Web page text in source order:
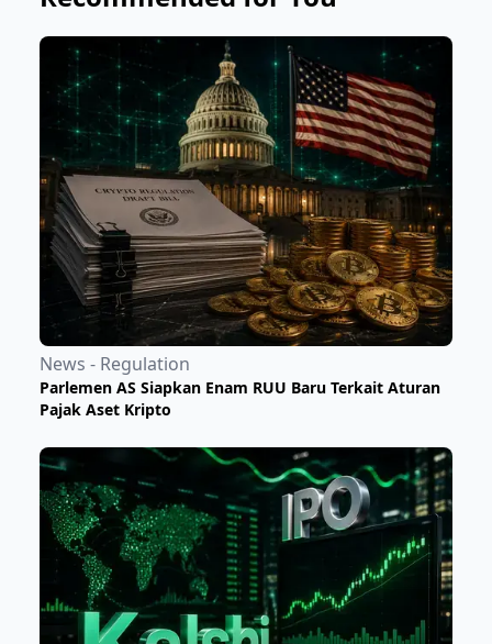
News - Regulation
Parlemen AS Siapkan Enam RUU Baru Terkait Aturan
Pajak Aset Kripto